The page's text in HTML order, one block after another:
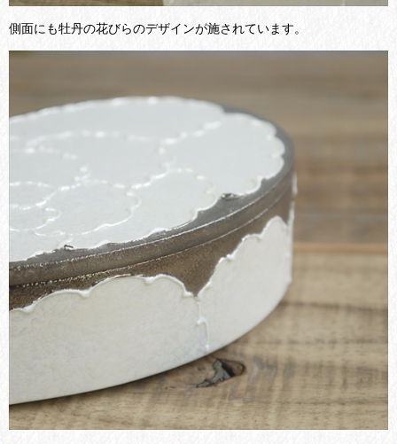
側面にも牡丹の花びらのデザインが施されています。